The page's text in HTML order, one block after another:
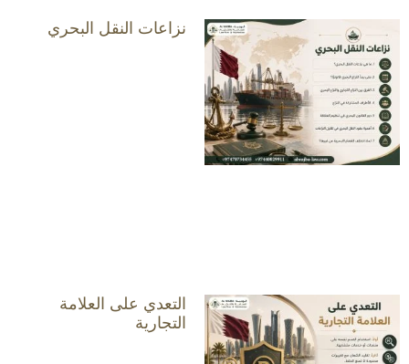
نزاعات النقل البحري
التعدي على العلامة
التجارية